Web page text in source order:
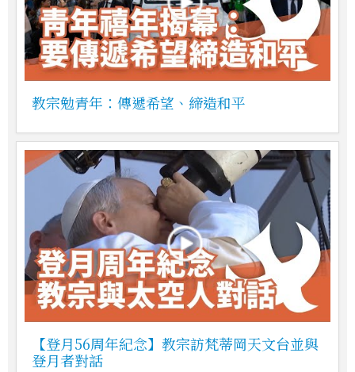
教宗勉青年：傳遞希望、締造和平
【登月56周年紀念】教宗訪梵蒂岡天文台並與
登月者對話